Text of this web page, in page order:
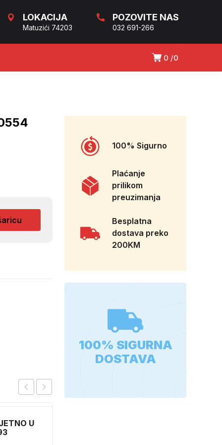
LOKACIJA
Matuzići 74203
POZOVITE NAS
032 691-266
0 0
U
100% Sigurno
Plaćanje
prilikom
preuzimanja
Besplatna
dostava preko
200KM
100% SIGURNA
DOSTAVA